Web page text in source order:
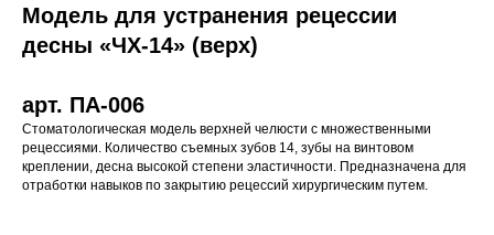
Модель для устранения рецессии
десны «ЧХ-14» (верх)
арт. ПА-006
Стоматологическая модель верхней челюсти с множественными
рецессиями. Количество съемных зубов 14, зубы на винтовом
креплении, десна высокой степени эластичности. Предназначена для
отработки навыков по закрытию рецессий хи­рурги­ческим путем.